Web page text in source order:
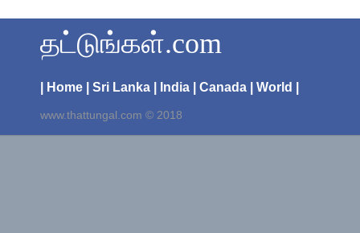
தட்டுங்கள்.com
| Home | Sri Lanka | India | Canada | World |
www.thattungal.com © 2018